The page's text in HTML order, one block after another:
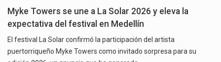
Myke Towers se une a La Solar 2026 y eleva la
expectativa del festival en Medellín
El festival La Solar confirmó la participación del artista
puertorriqueño Myke Towers como invitado sorpresa para su